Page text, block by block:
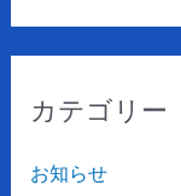
カテゴリー
お知らせ